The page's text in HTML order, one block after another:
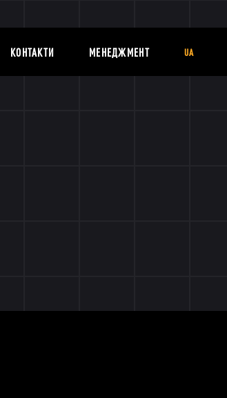
КОНТАКТИ МЕНЕДЖМЕНТ UA